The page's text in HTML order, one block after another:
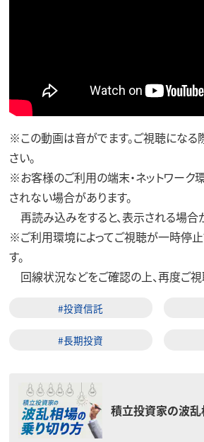
※この動画は音がでます。ご視聴になる
さい。
※お客様のご利用の端末・ネットワーク
されない場合があります。
再読み込みをすると、表示される場合
※ご利用環境によってご視聴が一時停
す。
回線状況などをご確認の上、再度ご視
#投資信託
#長期投資
積立投資家の波